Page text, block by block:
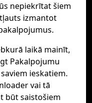
nepiekrītat šiem
izmantot
laikā mainīt,
Pakalpojumu
ieskatiem.
vai tā
būt saistošiem